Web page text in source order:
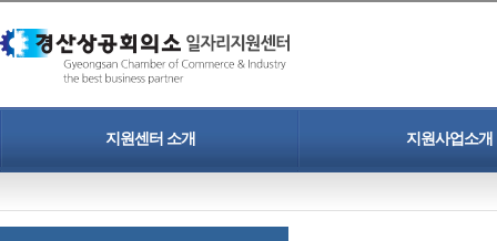
지원센터 소개 지원사업소개